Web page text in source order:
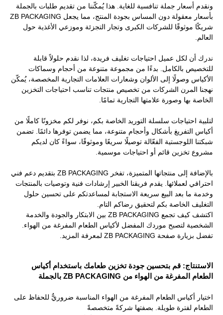
ونقدم أسعار جملة تنافسية للغاية. هذا يُمكّننا من تقديم طلبات بالجملة
بأسعار معقولة دون المساس بجودة المنتج، مما يجعل ZB PACKAGING
شريكًا موثوقًا للشركات الكبرى وتجار التجزئة وموزعي الأغذية حول
العالم.
ندرك أن لكل عميل احتياجات تغليف فريدة، لذا نقدم حلولاً قابلة
للتخصيص بالكامل. بدءًا من مجموعة متنوعة من أحجام وسماكات
الأكياس وصولًا إلى الألوان وشعارات العلامات التجارية المخصصة، يُمكّن
نهجنا المرن الشركات من تخصيص منتجات تناسب احتياجات التخزين
الخاصة بها وصورة علامتها التجارية تمامًا.
لتلبية احتياجات سلسلة التوريد الخاصة بكم، نوفر لكم مخزونًا كاملًا من
أكياس التفريغ بأشكال وأحجام متنوعة، مما يضمن توفرها دائمًا. تضمن
شبكتنا اللوجستية الفعّالة توصيلًا سريعًا وموثوقًا، سواءً كان لديكم
مشروع تخزين قائم أو احتياجات موسمية.
بالإضافة إلى منتجاتها المتميزة، تفخر ZB PACKAGING بتقديم دعم فني
احترافي لعملائها. يقدم فريقنا الخبير إرشادات فنية وتوصيات بالمنتجات
وخدمة ما بعد البيع سريعة الاستجابة لمساعدتكم على تحسين حلول
التغليف الخاصة بكم لتحقيق رضاكم التام.
اكتشف كيف تجمع ZB PACKAGING بين الابتكار والجودة والخدمة
الشخصية لتصبح موردك المفضل لأكياس الطعام المفرغة من الهواء.
تفضل بزيارة صفحة ZB PACKAGING لمعرفة المزيد.
الاستنتاج: قم بتحسين جودة تخزين طعامك باستخدام أكياس
الطعام المفرغة من الهواء من ZB PACKAGING بالجملة
اختيار أكياس الطعام المفرغة من الهواء المناسبة ضروريٌّ للحفاظ على
الطعام لفترة طويلة. بصفتها شركةً متخصصةً